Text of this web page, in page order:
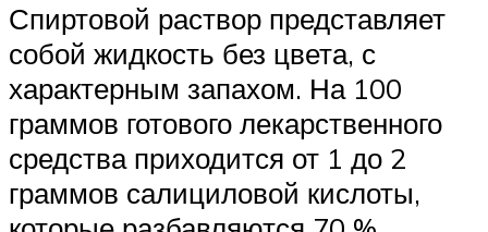
Спиртовой раствор представляет
собой жидкость без цвета, с
характерным запахом. На 100
граммов готового лекарственного
средства приходится от 1 до 2
граммов салициловой кислоты,